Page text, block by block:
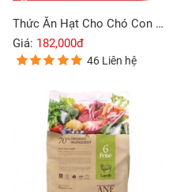
Thức Ăn Hạt Cho Chó Con Poodle Royal Canin Poodle Puppy 500g
Giá: 182,000đ
46 Liên hệ